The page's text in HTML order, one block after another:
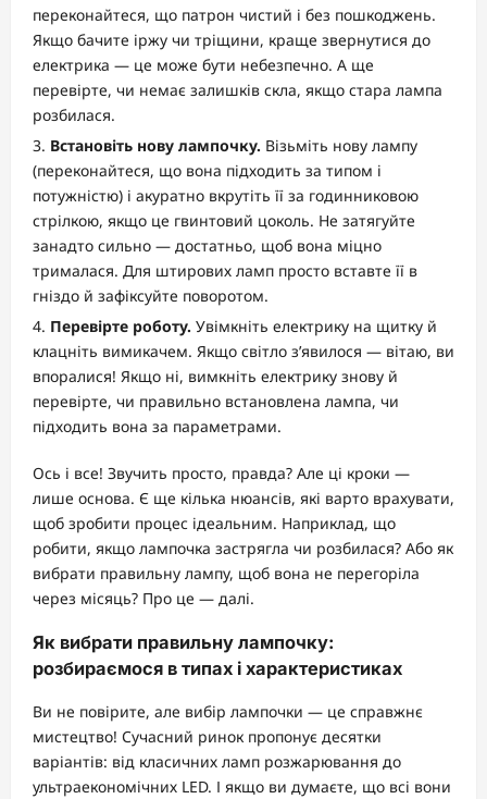
переконайтеся, що патрон чистий і без пошкоджень.
Якщо бачите іржу чи тріщини, краще звернутися до
електрика — це може бути небезпечно. А ще
перевірте, чи немає залишків скла, якщо стара лампа
розбилася.
Встановіть нову лампочку. Візьміть нову лампу
(переконайтеся, що вона підходить за типом і
потужністю) і акуратно вкрутіть її за годинниковою
стрілкою, якщо це гвинтовий цоколь. Не затягуйте
занадто сильно — достатньо, щоб вона міцно
трималася. Для штирових ламп просто вставте її в
гніздо й зафіксуйте поворотом.
Перевірте роботу. Увімкніть електрику на щитку й
клацніть вимикачем. Якщо світло з’явилося — вітаю, ви
впоралися! Якщо ні, вимкніть електрику знову й
перевірте, чи правильно встановлена лампа, чи
підходить вона за параметрами.
Ось і все! Звучить просто, правда? Але ці кроки —
лише основа. Є ще кілька нюансів, які варто врахувати,
щоб зробити процес ідеальним. Наприклад, що
робити, якщо лампочка застрягла чи розбилася? Або як
вибрати правильну лампу, щоб вона не перегоріла
через місяць? Про це — далі.
Як вибрати правильну лампочку:
розбираємося в типах і характеристиках
Ви не повірите, але вибір лампочки — це справжнє
мистецтво! Сучасний ринок пропонує десятки
варіантів: від класичних ламп розжарювання до
ультраекономічних LED. І якщо ви думаєте, що всі вони